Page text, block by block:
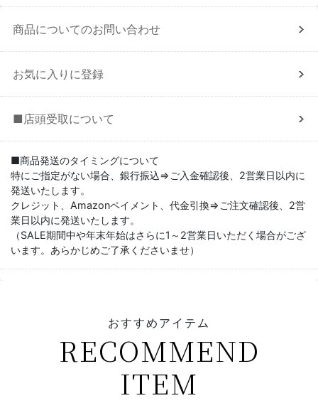
商品についてのお問い合わせ
お気に入りに登録
■店頭受取について
■商品発送のタイミングについて
特にご指定がない場合、銀行振込⇒ご入金確認後、2営業日以内に
発送いたします。
クレジット、Amazonペイメント、代金引換⇒ご注文確認後、2営
業日以内に発送いたします。
（SALE期間中や年末年始はさらに1～2営業日いただく場合がござ
います。あらかじめご了承くださいませ）
おすすめアイテム
RECOMMEND
ITEM